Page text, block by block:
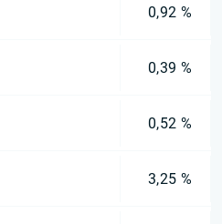
0,92 %
0,39 %
0,52 %
3,25 %